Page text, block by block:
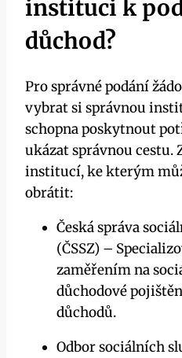
instituci k
důchod?
Pro správné podání
vybrat si správnou
schopna poskytnout
ukázat správnou cestu.
institucí, ke kterým
obrátit:
Česká správa
(ČSSZ) –
zaměřením na
důchodové
důchodů.
Odbor sociálních